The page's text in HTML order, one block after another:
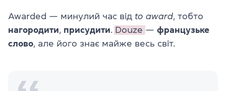
Awarded — минулий час від to award, тобто
нагородити, присудити. Douze — французьке
слово, але його знає майже весь світ.